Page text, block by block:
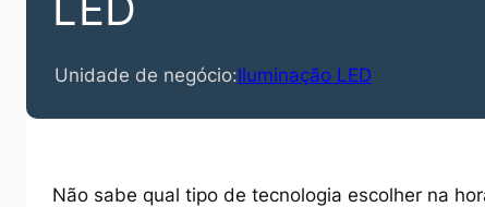
Unidade de negócio:Iluminação LED
Não sabe qual tipo de tecnologia escolher na